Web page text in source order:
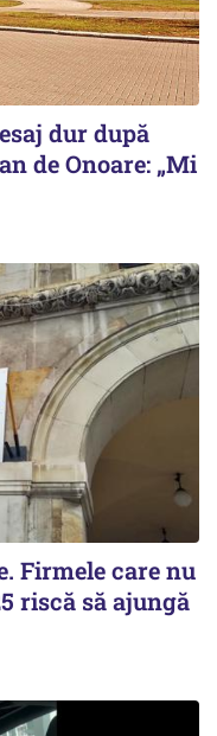
dur după
de Onoare: „Mi
Firmele care nu
riscă să ajungă